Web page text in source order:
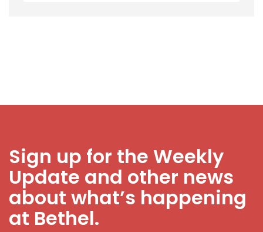
Sign up for the Weekly
Update and other news
about what’s happening
at Bethel.